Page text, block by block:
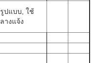
ปแบบ, ใช้
างแจ้ง